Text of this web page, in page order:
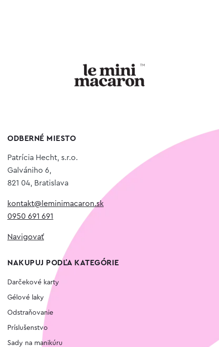
ODBERNÉ MIESTO
Patrícia Hecht, s.r.o.
Galvániho 6,
821 04, Bratislava
kontakt@leminimacaron.sk
0950 691 691
Navigovať
NAKUPUJ PODĽA KATEGÓRIE
Darčekové karty
Gélové laky
Odstraňovanie
Príslušenstvo
Sady na manikúru